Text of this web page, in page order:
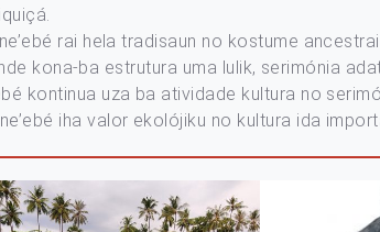
rai hela tradisaun no kostume
kona-ba estrutura uma lulik, serimónia
kontinua uza ba atividade kultura no
iha valor ekolójiku no kultura ida